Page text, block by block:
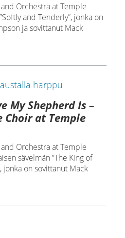
Orchestra at Temple
and Tenderly”, jonka on
ja sovittanut Mack
My Shepherd Is –
Choir at Temple
Orchestra at Temple
sävelmän ”The King of
jonka on sovittanut Mack